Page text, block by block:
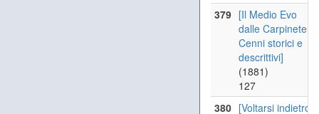
379 [Il Medio Evo
dalle Carpinete.
Cenni storici e
descrittivi]
(1881)
127
380 [Voltarsi indietro